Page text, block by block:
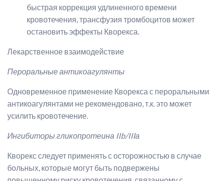
быстрая коррекция удлиненного времени
кровотечения, трансфузия тромбоцитов может
остановить эффекты Кворекса.
Лекарственное взаимодействие
Пероральные антикоагулянты
Одновременное применение Кворекса с пероральными
антикоагулянтами не рекомендовано, т.к. это может
усилить кровотечение.
Ингибиторы гликопротеина IIb/IIIа
Кворекс следует применять с осторожностью в случае
больных, которые могут быть подвержены